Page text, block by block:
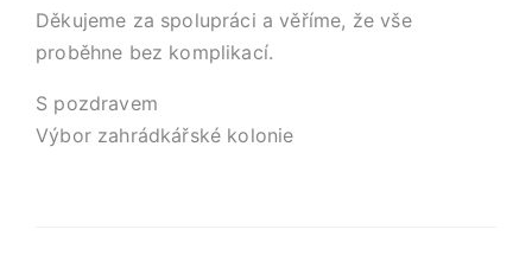
Děkujeme za spolupráci a věříme, že vše
proběhne bez komplikací.
S pozdravem
Výbor zahrádkářské kolonie